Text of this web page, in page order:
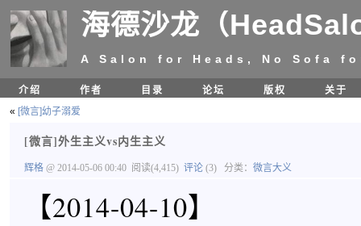
海德沙龙（
A Salon for Heads, No Sofa
介绍 作者 目录 论坛 版权
关于
« [微言]幼子溺爱
[微言]外生主义vs内生主义
辉格 @ 2014-05-06 00:40 阅读(4,415) 评论 (3) 分类： 微言大义
【2014-04-10】